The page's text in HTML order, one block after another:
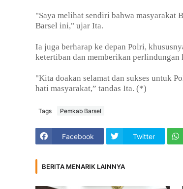
"Saya melihat sendiri bahwa masyarakat
Barsel ini," ujar Ita.
Ia juga berharap ke depan Polri,
ketertiban dan memberikan perlindungan
"Kita doakan selamat dan sukses untuk
hati masyarakat,” tandas Ita. (*)
Tags Pemkab Barsel
Facebook Twitter
BERITA MENARIK LAINNYA